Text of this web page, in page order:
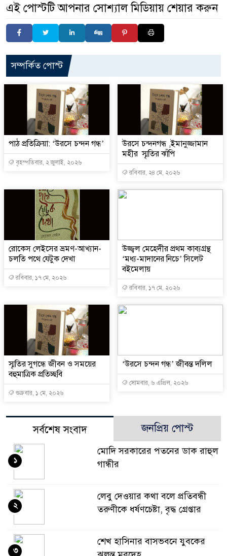
এই পোস্টটি আপনার সোশ্যাল মিডিয়ায় শেয়ার করুন
সম্পর্কিত পোস্ট
পাঠ প্রতিক্রিয়া: ‘উরসে চন্দন গন্ধ’
বৃহস্পতিবার, ২ জুলাই, ২০২৬
উরসে চন্দনগন্ধ ,ইমানুজ্জামান
মহীর স্মৃতির ঝাঁপি
রবিবার, ২৪ মে, ২০২৬
রোকেস লেইসের ভ্রমণ-আখ্যান-
চলতি পথে যেটুক দেখা
রবিবার, ১৭ মে, ২০২৬
উজ্জ্বল মেহেদীর প্রথম কাব্যগ্রন্থ
‘মধ্য-মাদানের নিচে’ সিলেট
বইমেলায়
রবিবার, ১৭ মে, ২০২৬
স্মৃতির সুগন্ধে জীবন ও সময়ের
বহুমাত্রিক প্রতিচ্ছবি
শুক্রবার, ১ মে, ২০২৬
‘উরসে চন্দন গন্ধ’ জীবন্ত দলিল
সোমবার, ৬ এপ্রিল, ২০২৬
সর্বশেষ সংবাদ জনপ্রিয় পোস্ট
মোদি সরকারের পতনের ডাক রাহুল
গান্ধীর
১
লেবু দেওয়ার কথা বলে প্রতিবন্ধী
তরুণীকে ধর্ষণচেষ্টা, বৃদ্ধ গ্রেপ্তার
২
শেখ হাসিনার বাসভবনে যুবকের
৩